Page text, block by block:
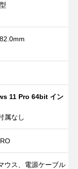
11 Pro 64bit イン
属なし
ウス、電源ケーブル